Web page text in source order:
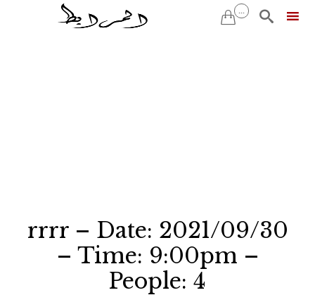
 ... 
rrrr – Date: 2021/09/30
– Time: 9:00pm –
People: 4